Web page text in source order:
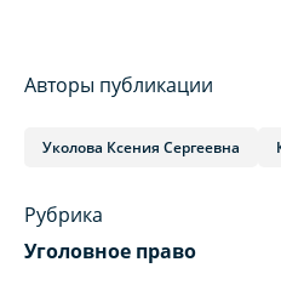
Авторы публикации
Уколова Ксения Сергеевна
Рубрика
Уголовное право